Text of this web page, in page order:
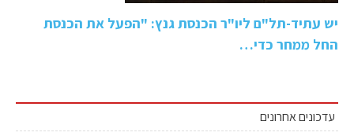
יש עתיד-תל"ם ליו"ר הכנסת גנץ: "הפעל את הכנסת
החל ממחר כדי…
עדכונים אחרונים